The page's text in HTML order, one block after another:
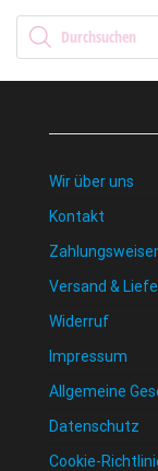
Products search
Wir über uns
Kontakt
Versand &
Widerruf
Impressum
Allgemeine
Datenschutz
Cookie-